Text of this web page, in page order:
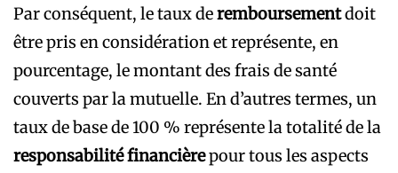
Par conséquent, le taux deremboursementdoit
être pris en considération et représente, en
pourcentage, le montant des frais de santé
couverts par la mutuelle. En d’autres termes, un
taux de base de 100 % représente la totalité de la
responsabilité financièrepour tous les aspects